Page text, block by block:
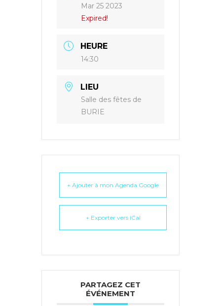
Mar 25 2023
Expired!
HEURE
14:30
LIEU
Salle des fêtes de
BURIE
+ Ajouter à mon Agenda Google
+ Exporter vers iCal
PARTAGEZ CET
ÉVÉNEMENT